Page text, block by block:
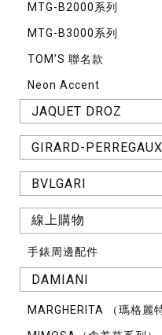
MTG-B2000系列
MTG-B3000系列
TOM’S 聯名款
Neon Accent
JAQUET DROZ
GIRARD-PERREGAUX
BVLGARI
線上購物
手錶周邊配件
DAMIANI
MARGHERITA （瑪格麗